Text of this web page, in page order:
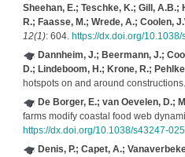
Sheehan, E.; Teschke, K.; Gill,
R.; Faasse, M.; Wrede, A.; Coolen,
12(1): 604. https://dx.doi.org/
Dannheim, J.; Beermann, J.;
D.; Lindeboom, H.; Krone, R.;
hotspots on and around constructions.
De Borger, E.; van Oevelen, D.;
farms modify coastal food web
https://dx.doi.org/10.1038/s43247-
Denis, P.; Capet, A.;